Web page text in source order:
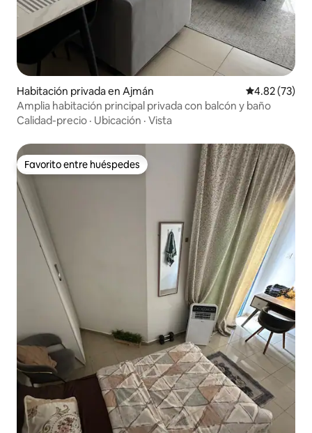
Habitación privada en Ajmán Calificación
4.82 (73)
Amplia habitación principal privada con balcón y baño
Calidad-precio · Ubicación · Vista
Favorito entre huéspedes
Favorito entre huéspedes